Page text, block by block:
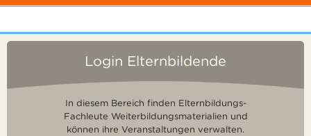
Login Elternbildende
In diesem Bereich finden Elternbildungs-
Fachleute Weiterbildungsmaterialien und
können ihre Veranstaltungen verwalten.